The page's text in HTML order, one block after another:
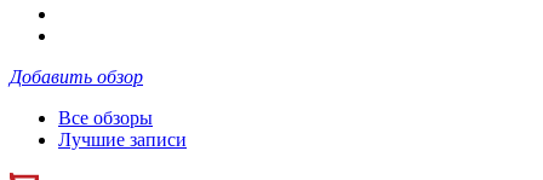
Добавить обзор
Все обзоры
Лучшие записи